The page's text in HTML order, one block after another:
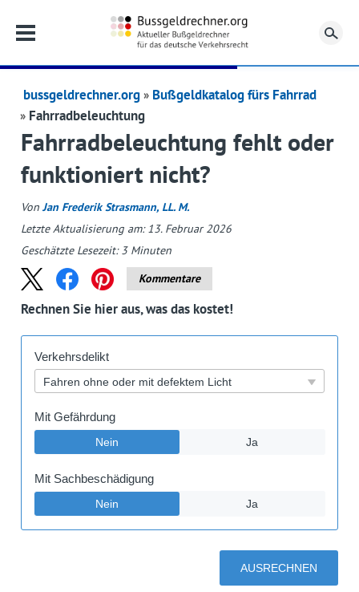
bussgeldrechner.org
Bußgeldkatalog fürs Fahrrad
Fahrradbeleuchtung
Fahrradbeleuchtung fehlt oder
funktioniert nicht?
Von Jan Frederik Strasmann, LL. M.
Letzte Aktualisierung am: 13. Februar 2026
Geschätzte Lesezeit:3 Minuten
Kommentare
Rechnen Sie hier aus, was das kostet!